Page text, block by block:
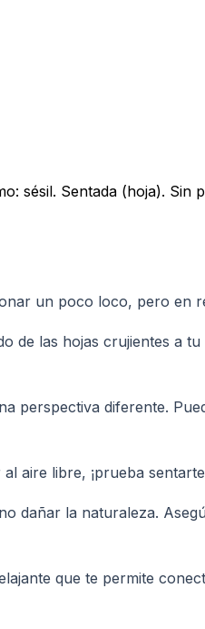
sésil. Sentada (hoja).
un poco loco, pero en
de las hojas crujientes a
perspectiva diferente.
aire libre, ¡prueba
dañar la naturaleza.
que te permite